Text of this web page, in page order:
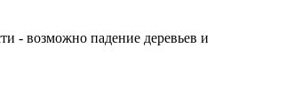
- возможно падение деревьев и